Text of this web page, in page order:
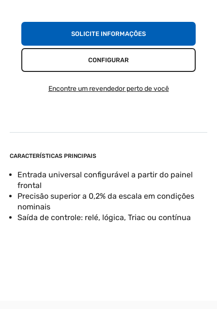
CARACTERÍSTICAS PRINCIPAIS
Entrada universal configurável a partir do painel
frontal
Precisão superior a 0,2% da escala em condições
nominais
Saída de controle: relé, lógica, Triac ou contínua
SOLICITE INFORMAÇÕES
CONFIGURAR
Encontre um revendedor perto de você